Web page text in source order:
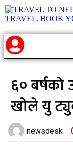
६०
खोले यु
newsdesk